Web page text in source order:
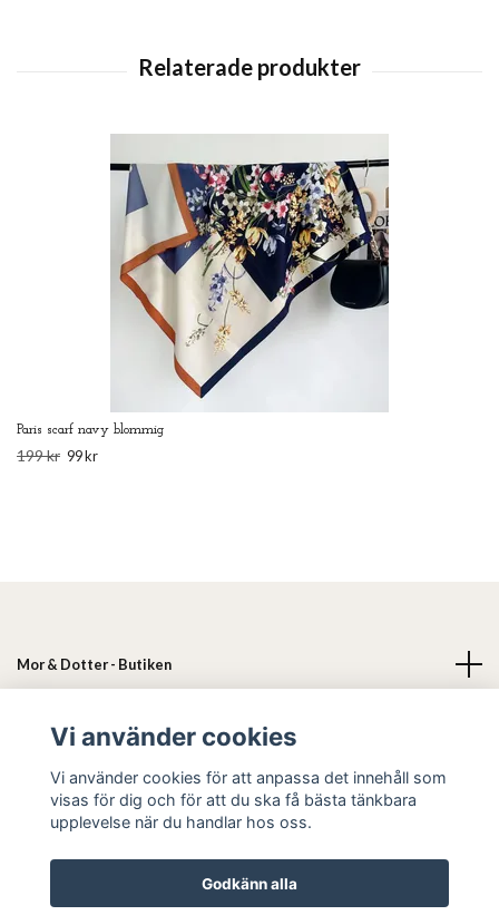
Paris scarf navy blommig
199 kr 99 kr
Mor & Dotter - Butiken
Läs mer
Sociala medier
Vi använder cookies
Vi använder cookies för att anpassa det innehåll som
visas för dig och för att du ska få bästa tänkbara
upplevelse när du handlar hos oss.
Godkänn alla